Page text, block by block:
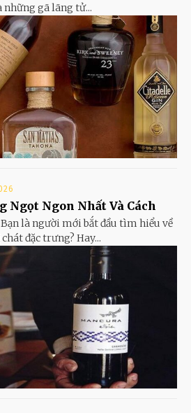
gã lãng tử...
Ngọt Ngon Nhất Và Cách
Bạn là người mới bắt đầu tìm hiểu về
đặc trưng? Hay...